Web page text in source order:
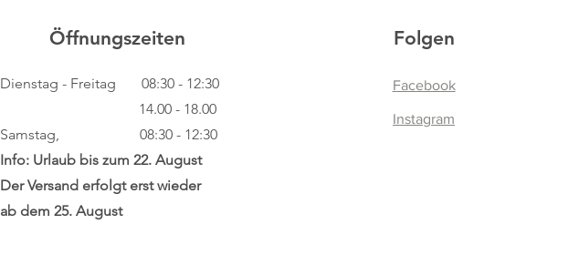
Öffnungszeiten
Dienstag - Freitag 08:30 - 12:30
14.00 - 18.00
Samstag, 08:30 - 12:30
Info: Urlaub bis zum 22. August
Der Versand erfolgt erst wieder
ab dem 25. August
Folgen
Facebook
Instagram